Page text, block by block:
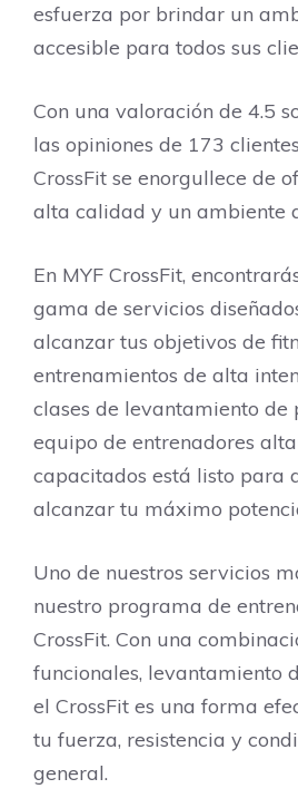
esfuerza por brindar un
accesible para todos sus
Con una valoración de 4.5
las opiniones de 173
CrossFit se enorgullece de
alta calidad y un ambiente
En MYF CrossFit,
gama de servicios
alcanzar tus objetivos de
entrenamientos de alta
clases de levantamiento de
equipo de entrenadores
capacitados está listo para
alcanzar tu máximo
Uno de nuestros servicios
nuestro programa de
CrossFit. Con una
funcionales, levantamiento
el CrossFit es una forma
tu fuerza, resistencia y
general.